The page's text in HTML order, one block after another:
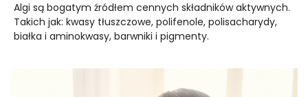
Algi są bogatym źródłem cennych składników aktywnych.
Takich jak: kwasy tłuszczowe, polifenole, polisacharydy,
białka i aminokwasy, barwniki i pigmenty.